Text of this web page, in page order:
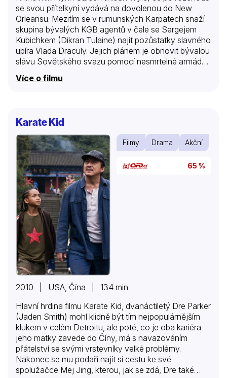
se svou přítelkyní vydává na dovolenou do New
Orleansu. Mezitím se v rumunských Karpatech snaží
skupina bývalých KGB agentů v čele se Sergejem
Kubichkem (Dikran Tulaine) najít pozůstatky slavného
upíra Vlada Draculy. Jejich plánem je obnovit bývalou
slávu Sovětského svazu pomocí nesmrtelné armády
pověstí Jidášův kalich. S hledáním kalichu jim má
Více o filmu
Karate Kid
Filmy Drama Akční
65 %
2010 | USA, Čína | 134 min
Hlavní hrdina filmu Karate Kid, dvanáctiletý Dre Parker
(Jaden Smith) mohl klidně být tím nejpopulárnějším
klukem v celém Detroitu, ale poté, co je oba kariéra
jeho matky zavede do Číny, má s navazováním
přátelství se svými vrstevníky velké problémy.
Nakonec se mu podaří najít si cestu ke své
spolužačce Mej Jing, kterou, jak se zdá, Dre také